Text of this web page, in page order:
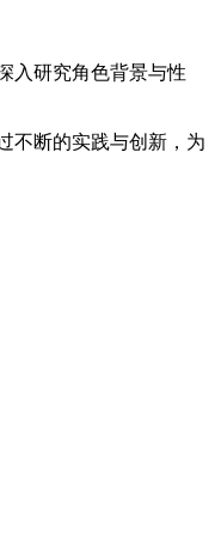
入研究角色背景与性
不断的实践与创新，为